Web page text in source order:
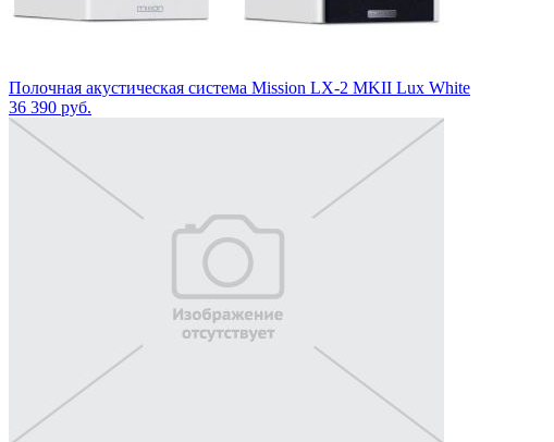
Полочная акустическая система Mission LX-2 MKII Lux White
36 390 руб.